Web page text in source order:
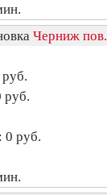
Черниж пов.
руб.
0 руб.